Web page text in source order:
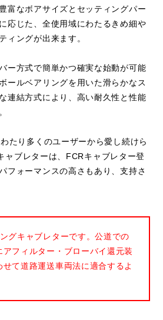
富なボアサイズとセッティングパー
応じた、全使用域にわたるきめ細や
ィングが出来ます。
ー方式で簡単かつ確実な始動が可能
ールベアリングを用いた滑らかなス
連結方式により、高い耐久性と性能
たり多くのユーザーから愛し続けら
ャブレターは、FCRキャブレター登
フォーマンスの高さもあり、支持さ
グキャブレターです。公道での
フィルター・ブローバイ還元装
て道路運送車両法に適合するよ